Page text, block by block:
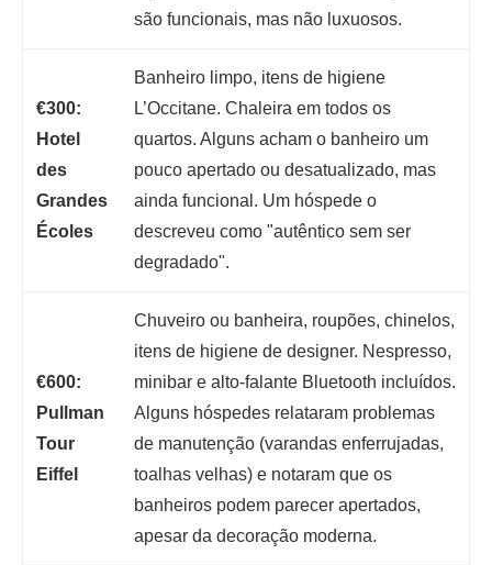
são funcionais, mas não luxuosos.
€300:
Hotel
des
Grandes
Écoles
Banheiro limpo, itens de higiene
L’Occitane. Chaleira em todos os
quartos. Alguns acham o banheiro um
pouco apertado ou desatualizado, mas
ainda funcional. Um hóspede o
descreveu como "autêntico sem ser
degradado".
€600:
Pullman
Tour
Eiffel
Chuveiro ou banheira, roupões, chinelos,
itens de higiene de designer. Nespresso,
minibar e alto-falante Bluetooth incluídos.
Alguns hóspedes relataram problemas
de manutenção (varandas enferrujadas,
toalhas velhas) e notaram que os
banheiros podem parecer apertados,
apesar da decoração moderna.